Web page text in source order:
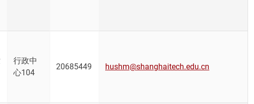
行政中
心104
20685449 hushm@shanghaitech.edu.cn